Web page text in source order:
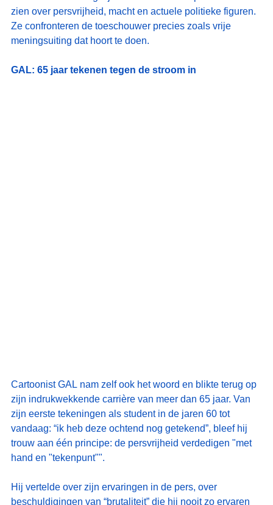
zien over persvrijheid, macht en actuele politieke figuren.
Ze confronteren de toeschouwer precies zoals vrije
meningsuiting dat hoort te doen.
GAL: 65 jaar tekenen tegen de stroom in
Cartoonist GAL nam zelf ook het woord en blikte terug op
zijn indrukwekkende carrière van meer dan 65 jaar. Van
zijn eerste tekeningen als student in de jaren 60 tot
vandaag: “ik heb deze ochtend nog getekend”, bleef hij
trouw aan één principe: de persvrijheid verdedigen "met
hand en "tekenpunt"".
Hij vertelde over zijn ervaringen in de pers, over
beschuldigingen van “brutaliteit” die hij nooit zo ervaren